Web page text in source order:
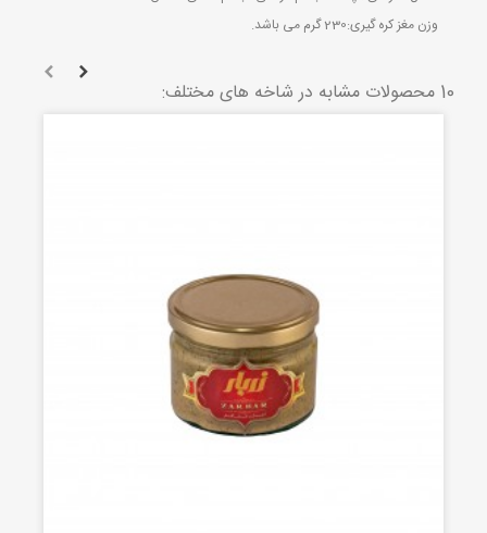
وزن مغز کره گیری:230 گرم می باشد.
10 محصولات مشابه در شاخه های مختلف: